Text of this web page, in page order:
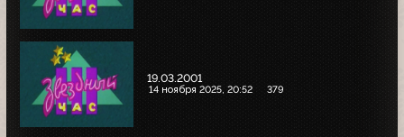
19.03.2001
14 ноября 2025, 20:52 379